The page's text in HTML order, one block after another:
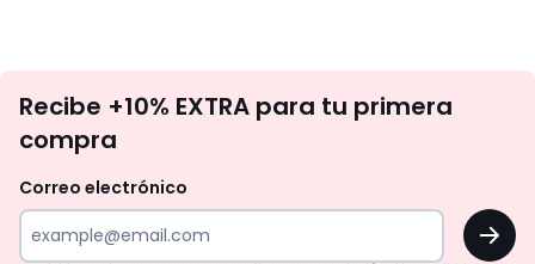
te
tu
Recibe +10% EXTRA para tu primera
compra
Correo electrónico
OK